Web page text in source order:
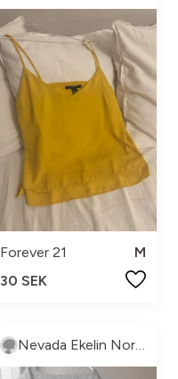
Forever 21
M
30 SEK
Nevada Ekelin Norström